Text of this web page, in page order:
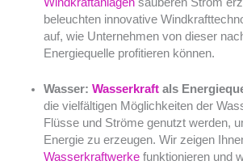
beleuchten innovative
auf, wie Unternehmen von dieser
Energiequelle profitieren können.
Wasser: Wasserkraftals
die vielfältigen Möglichkeiten der
Flüsse und Ströme genutzt werden,
Energie zu erzeugen. Wir zeigen
Wasserkraftwerkefunktionieren und